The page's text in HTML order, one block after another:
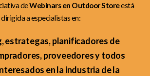
deWebinars en Outdoor Storeestá
dirigida a especialistas en:
estrategas, planificadores de
proveedores y todos
en la industria de la